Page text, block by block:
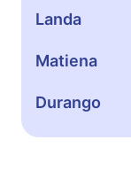
Landa
Matiena
Durango